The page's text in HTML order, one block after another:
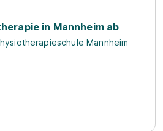
in Mannheim ab
Mannheim